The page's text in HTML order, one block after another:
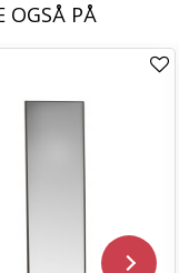
OGSÅ PÅ